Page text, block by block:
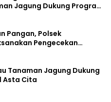
Jagung Dukung Program
Pangan, Polsek
Pengecekan
Tanaman Jagung Dukung
Asta Cita